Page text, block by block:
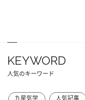
KEYWORD
人気のキーワード